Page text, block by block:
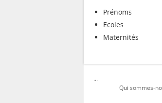
Prénoms
Ecoles
Maternités
...
Qui sommes-